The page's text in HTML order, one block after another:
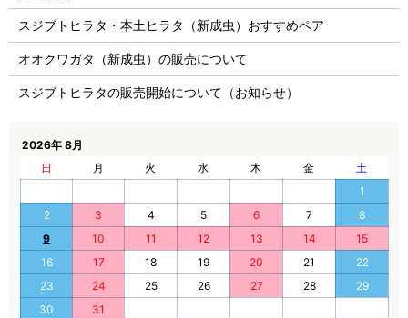
スジブトヒラタ・本土ヒラタ（新成虫）おすすめペア
オオクワガタ（新成虫）の販売について
スジブトヒラタの販売開始について（お知らせ）
2026年 8月
日
月 火 水 木 金
土
1
2
3 4 5 6 7
8
9
10 11 12 13 14
15
16
17 18 19 20 21
22
23
24 25 26 27 28
29
30
31